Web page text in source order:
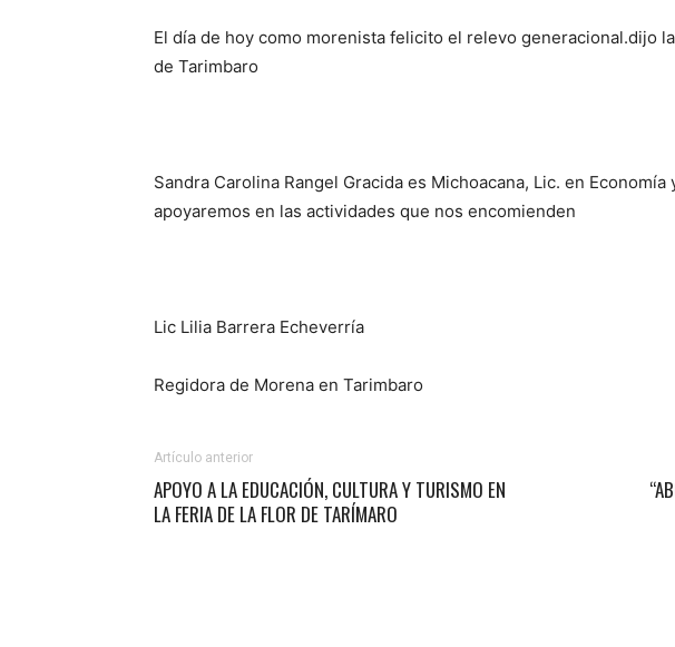
El día de hoy como morenista felicito el relevo generacional.dijo
de Tarimbaro
Sandra Carolina Rangel Gracida es Michoacana, Lic. en
apoyaremos en las actividades que nos encomienden
Lic Lilia Barrera Echeverría
Regidora de Morena en Tarimbaro
Artículo anterior
APOYO A LA EDUCACIÓN, CULTURA Y TURISMO EN
LA FERIA DE LA FLOR DE TARÍMARO